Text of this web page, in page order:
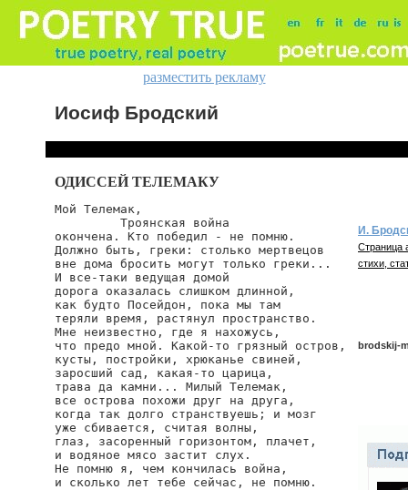
разместить рекламу
Иосиф Бродский
ОДИССЕЙ ТЕЛЕМАКУ
Мой Tелемак,
         Tроянская война
окончена. Кто победил - не помню.
Должно быть, греки: столько мертвецов
вне дома бросить могут только греки...
И все-таки ведущая домой
дорога оказалась слишком длинной,
как будто Посейдон, пока мы там
теряли время, растянул пространство.
Мне неизвестно, где я нахожусь,
что предо мной. Какой-то грязный остров,
кусты, постройки, хрюканье свиней,
заросший сад, какая-то царица,
трава да камни... Милый Телемак,
все острова похожи друг на друга,
когда так долго странствуешь; и мозг
уже сбивается, считая волны,
глаз, засоренный горизонтом, плачет,
и водяное мясо застит слух.
Не помню я, чем кончилась война,
и сколько лет тебе сейчас, не помню.
И.
Страница
стихи,
brodskij-